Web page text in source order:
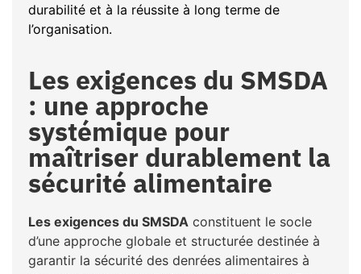
durabilité et à la réussite à long terme de
l’organisation.
Les exigences du SMSDA
: une approche
systémique pour
maîtriser durablement la
sécurité alimentaire
Les exigences du SMSDA constituent le socle
d’une approche globale et structurée destinée à
garantir la sécurité des denrées alimentaires à